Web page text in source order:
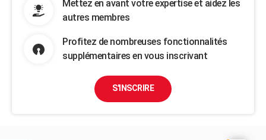
Mettez en avant votre expertise et aidez les
autres membres
Profitez de nombreuses fonctionnalités
supplémentaires en vous inscrivant
S'INSCRIRE